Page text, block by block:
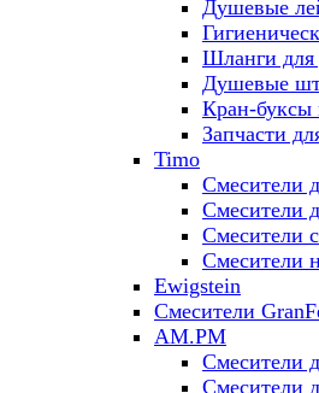
Душевые
Шланги для
Душевые
Кран-буксы
Запчасти
Timo
Смесители
Смесители
Смесители
Смесители
Ewigstein
Смесители
AM.PM
Смесители
Смесители